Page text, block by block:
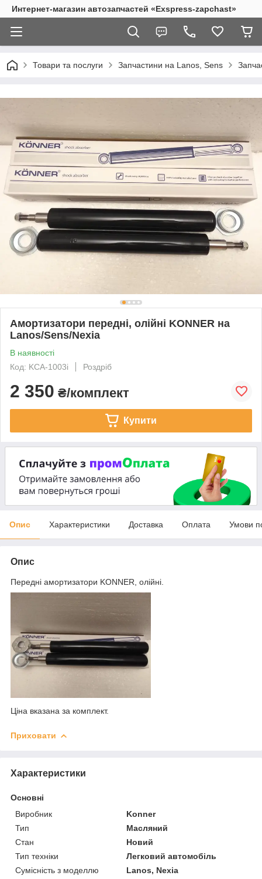
Интернет-магазин автозапчастей «Exspress-zapchast»
Товари та послуги Запчастини на Lanos, Sens
Амортизатори передні, олійні KONNER на
Lanos/Sens/Nexia
В наявності
Код: KCA-1003i
Роздріб
2 350 ₴/комплект
Купити
Опис Характеристики Доставка Оплата Умови
Опис
Передні амортизатори KONNER, олійні.
Ціна вказана за комплект.
Приховати
Характеристики
Основні
Виробник
Konner
Тип
Масляний
Стан
Новий
Тип техніки
Легковий автомобіль
Сумісність з моделлю
Lanos, Nexia